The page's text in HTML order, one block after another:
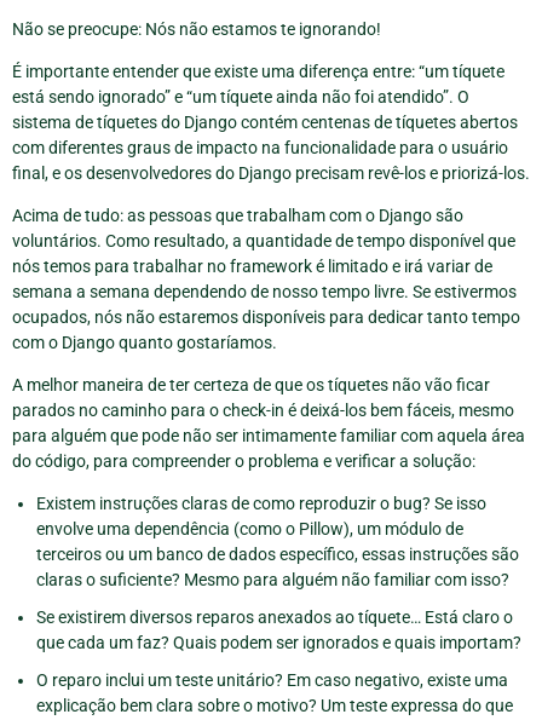
Não se preocupe: Nós não estamos te ignorando!
É importante entender que existe uma diferença entre: “um tíquete
está sendo ignorado” e “um tíquete ainda não foi atendido”. O
sistema de tíquetes do Django contém centenas de tíquetes abertos
com diferentes graus de impacto na funcionalidade para o usuário
final, e os desenvolvedores do Django precisam revê-los e priorizá-los.
Acima de tudo: as pessoas que trabalham com o Django são
voluntários. Como resultado, a quantidade de tempo disponível que
nós temos para trabalhar no framework é limitado e irá variar de
semana a semana dependendo de nosso tempo livre. Se estivermos
ocupados, nós não estaremos disponíveis para dedicar tanto tempo
com o Django quanto gostaríamos.
A melhor maneira de ter certeza de que os tíquetes não vão ficar
parados no caminho para o check-in é deixá-los bem fáceis, mesmo
para alguém que pode não ser intimamente familiar com aquela área
do código, para compreender o problema e verificar a solução:
Existem instruções claras de como reproduzir o bug? Se isso
envolve uma dependência (como o Pillow), um módulo de
terceiros ou um banco de dados específico, essas instruções são
claras o suficiente? Mesmo para alguém não familiar com isso?
Se existirem diversos reparos anexados ao tíquete… Está claro o
que cada um faz? Quais podem ser ignorados e quais importam?
O reparo inclui um teste unitário? Em caso negativo, existe uma
explicação bem clara sobre o motivo? Um teste expressa do que